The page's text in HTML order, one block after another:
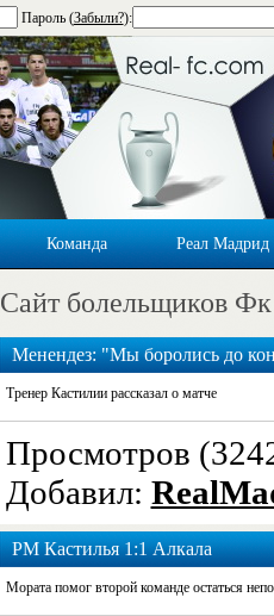
Пароль (Забыли?):
Команда Реал Мадрид
Cайт болельщиков
Менендез: "Мы боролись до
Тренер Кастилии рассказал о матче
Просмотров
Добавил:
РМ Кастилья 1:1 Алкала
Мората помог второй команде остаться